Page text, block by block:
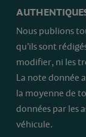
Nous publions
qu’ils sont
modifier, ni les
La note donnée
la moyenne de
données par les
véhicule.